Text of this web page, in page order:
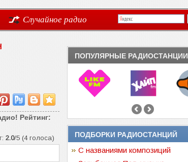
Случайное радио
Рейтинг:
2.0/5 (4 голоса)
ПОПУЛЯРНЫЕ РАДИОСТАНЦИИ
ПОДБОРКИ РАДИОСТАНЦИЙ
С названиями композиций